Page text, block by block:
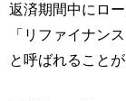
返済期間中にロ
「リファイナン
と呼ばれること